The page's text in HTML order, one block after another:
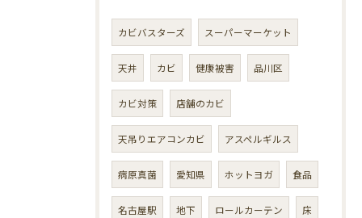
カビバスターズ スーパーマーケット
天井 カビ 健康被害 品川区
カビ対策 店舗のカビ
天吊りエアコンカビ アスペルギルス
病原真菌 愛知県 ホットヨガ 食品
名古屋駅 地下 ロールカーテン 床